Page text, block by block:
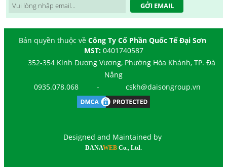
GỞI EMAIL
Bản quyền thuộc về Công Ty Cổ Phần Quốc Tế Đại Sơn
MST: 0401740587
352-354 Kinh Dương Vương, Phường Hòa Khánh, TP. Đà
Nẵng
0935.078.068
- cskh@daisongroup.vn
Designed and Maintained by
DANAWEB Co., Ltd.